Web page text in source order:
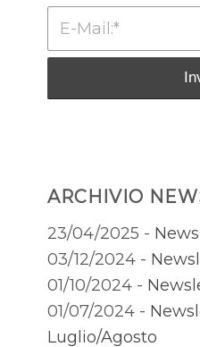
ARCHIVIO
23/04/2025 -
03/12/2024 -
01/10/2024 -
01/07/2024 -
Luglio/Agosto